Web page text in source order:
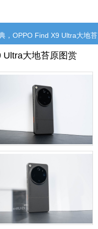
，OPPO Find X9 Ultra大地
大地苔原图赏